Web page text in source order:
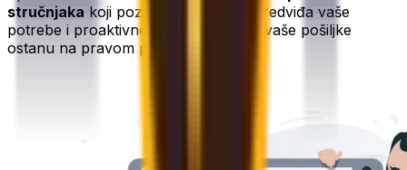
stručnjaka koji poznaje vaš račun, predviđa vaše
potrebe i proaktivno radi na tome da vaše pošiljke
ostanu na pravom putu.